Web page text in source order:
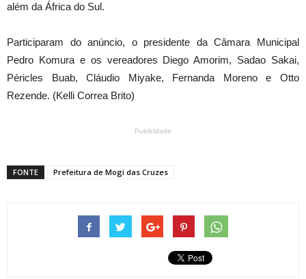
além da África do Sul.
Participaram do anúncio, o presidente da Câmara Municipal
Pedro Komura e os vereadores Diego Amorim, Sadao Sakai,
Péricles Buab, Cláudio Miyake, Fernanda Moreno e Otto
Rezende. (Kelli Correa Brito)
Publicidade
FONTE Prefeitura de Mogi das Cruzes